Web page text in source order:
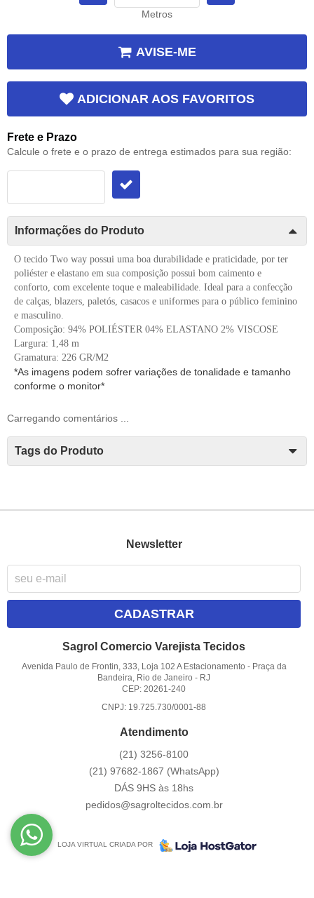
Metros
AVISE-ME
ADICIONAR AOS FAVORITOS
Frete e Prazo
Calcule o frete e o prazo de entrega estimados para sua região:
Informações do Produto
O tecido Two way possui uma boa durabilidade e praticidade, por ter
poliéster e elastano em sua composição possui bom caimento e
conforto, com excelente toque e maleabilidade. Ideal para a confecção
de calças, blazers, paletós, casacos e uniformes para o público feminino
e masculino.
Composição: 94% POLIÉSTER 04% ELASTANO 2% VISCOSE
Largura: 1,48 m
Gramatura: 226 GR/M2
*As imagens podem sofrer variações de tonalidade e tamanho
conforme o monitor*
Carregando comentários ...
Tags do Produto
Newsletter
CADASTRAR
Sagrol Comercio Varejista Tecidos
Avenida Paulo de Frontin, 333, Loja 102 A Estacionamento - Praça da
Bandeira, Rio de Janeiro - RJ
CEP: 20261-240
CNPJ: 19.725.730/0001-88
Atendimento
(21) 3256-8100
(21) 97682-1867 (WhatsApp)
DÁS 9HS às 18hs
pedidos@sagroltecidos.com.br
LOJA VIRTUAL CRIADA POR